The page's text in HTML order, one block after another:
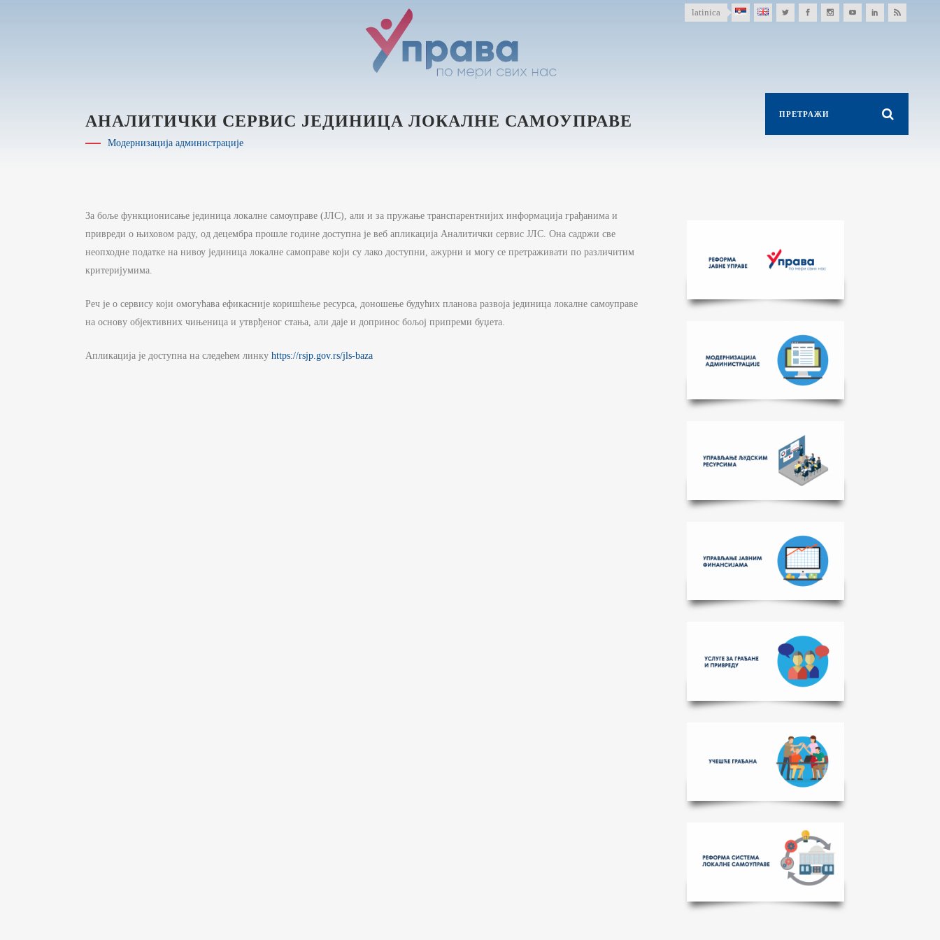
latinica
АНАЛИТИЧКИ СЕРВИС ЈЕДИНИЦА ЛОКАЛНЕ САМОУПРАВЕ
Модернизација администрације
За боље функционисање јединица локалне самоуправе (ЈЛС), али и за пружање транспарентнијих информација грађанима и
привреди о њиховом раду, од децембра прошле године доступна је веб апликација Аналитички сервис ЈЛС. Она садржи све
неопходне податке на нивоу јединица локалне самоправе који су лако доступни, ажурни и могу се претраживати по различитим
критеријумима.
Реч је о сервису који омогућава ефикасније коришћење ресурса, доношење будућих планова развоја јединица локалне самоуправе
на основу објективних чињеница и утврђеног стања, али даје и допринос бољој припреми буџета.
Апликација је доступна на следећем линку https://rsjp.gov.rs/jls-baza